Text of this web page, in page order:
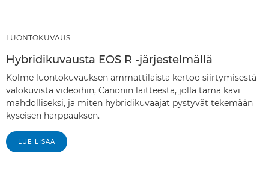
LUONTOKUVAUS
Hybridikuvausta EOS R -järjestelmällä
Kolme luontokuvauksen ammattilaista kertoo siirtymisestä
valokuvista videoihin, Canonin laitteesta, jolla tämä kävi
mahdolliseksi, ja miten hybridikuvaajat pystyvät tekemään
kyseisen harppauksen.
LUE LISÄÄ